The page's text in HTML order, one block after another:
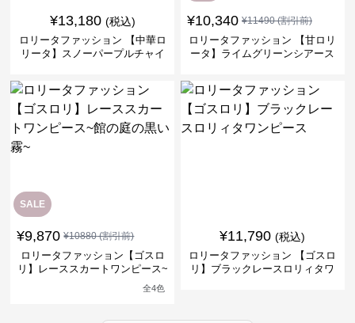
¥13,180 (税込)
ロリータファッション 【中華ロ
リータ】スノーパープルチャイ
¥10,340 ¥11490(割引前)
ロリータファッション 【甘ロリ
ータ】ライムグリーンシアース
SALE
¥9,870 ¥10880(割引前)
ロリータファッション【ゴスロ
リ】レーススカートワンピース~
全4色
¥11,790 (税込)
ロリータファッション 【ゴスロ
リ】ブラックレースロリィタワ